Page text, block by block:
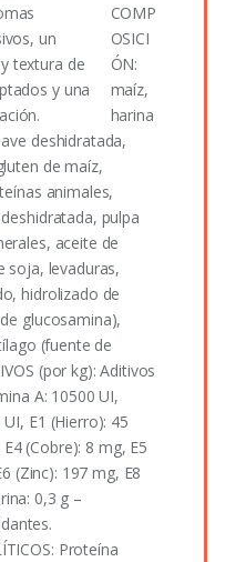
un
textura de
y una
COMP
OSICI
ÓN:
maíz,
harina
deshidratada,
de maíz,
animales,
pulpa
aceite de
soja, levaduras,
hidrolizado de
glucosamina),
(fuente de
(por kg): Aditivos
A: 10500 UI,
E1 (Hierro): 45
(Cobre): 8 mg, E5
(Zinc): 197 mg, E8
0,3 g –
Proteína